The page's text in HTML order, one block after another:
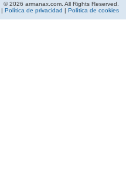
© 2026 armanax.com. All Rights Reserved.
| Política de privacidad | Política de cookies